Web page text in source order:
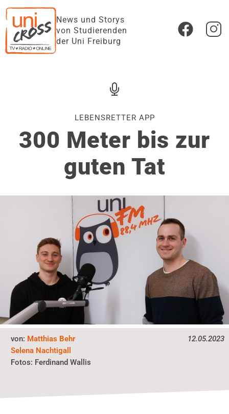
News und Storys
von Studierenden
der Uni Freiburg
LEBENSRETTER APP
300 Meter bis zur
guten Tat
12.05.2023
von: Matthias Behr
Selena Nachtigall
Fotos: Ferdinand Wallis